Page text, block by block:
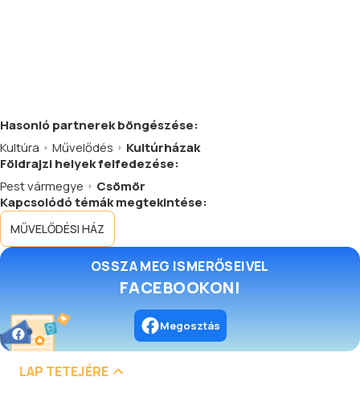
Hasonló partnerekböngészése:
Kultúra
Művelődés
Kultúrházak
Földrajzi helyek felfedezése:
Pest vármegye
Csömör
Kapcsolódó témák megtekintése:
MŰVELŐDÉSI HÁZ
OSSZA MEG ISMERŐSEIVEL
FACEBOOKON!
Megosztás
LAP TETEJÉRE